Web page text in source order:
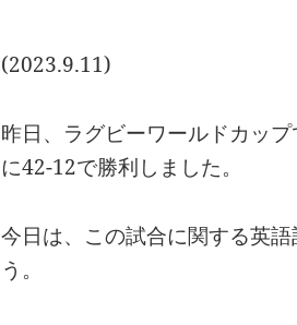
(2023.9.11)
昨日、ラグビーワールドカッ
に42-12で勝利しました。
今日は、この試合に関する英
う。